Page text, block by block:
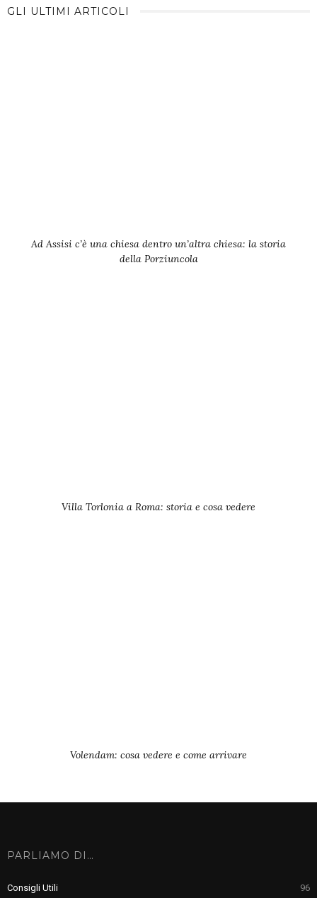
GLI ULTIMI ARTICOLI
Ad Assisi c’è una chiesa dentro un’altra chiesa: la storia
della Porziuncola
Villa Torlonia a Roma: storia e cosa vedere
Volendam: cosa vedere e come arrivare
PARLIAMO DI…
Consigli Utili 96